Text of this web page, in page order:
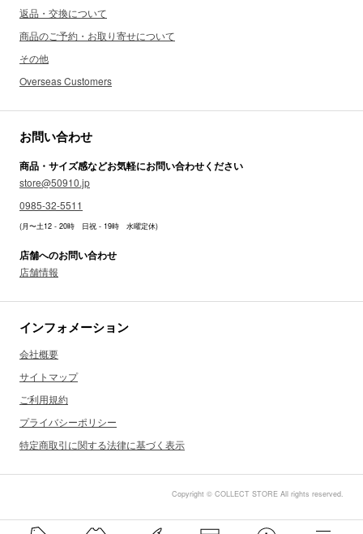
返品・交換について
商品のご予約・お取り寄せについて
その他
Overseas Customers
お問い合わせ
商品・サイズ感などお気軽にお問い合わせください
store@50910.jp
0985-32-5511
(月〜土12 - 20時 日祝 - 19時 水曜定休)
店舗へのお問い合わせ
店舗情報
インフォメーション
会社概要
サイトマップ
ご利用規約
プライバシーポリシー
特定商取引に関する法律に基づく表示
Copyright © COLLECT STORE All rights reserved.